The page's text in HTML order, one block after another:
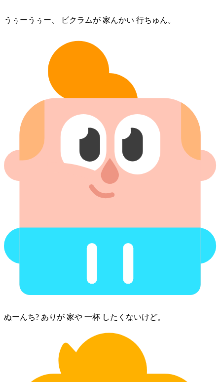
うぅーうぅー、 ビクラム⁠が 家⁠んかい 行ちゅん。
ぬーんち? あり⁠が 家⁠や 一杯 したくないけど。